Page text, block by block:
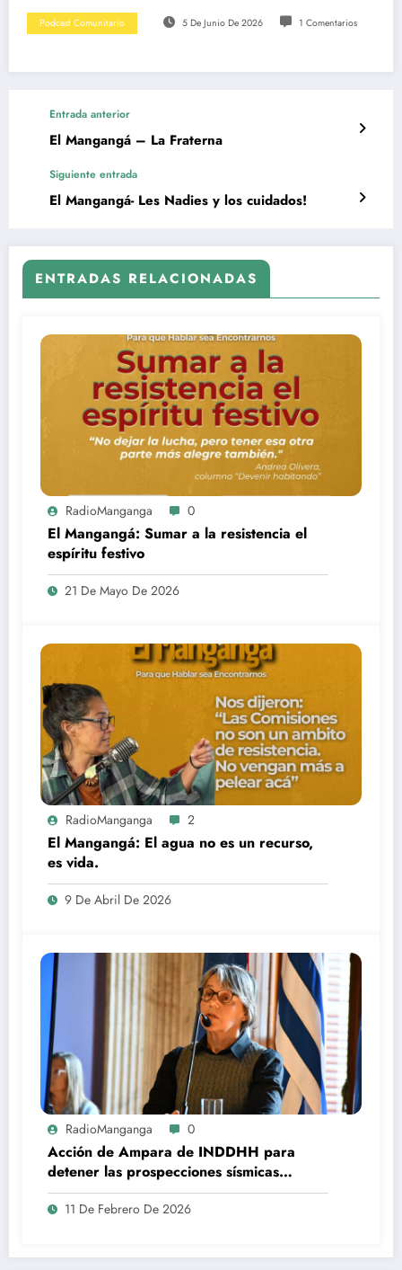
Podcast Comunitario 5 De Junio De 2026 1 Comentarios
Entrada anterior
El Mangangá – La Fraterna
Siguiente entrada
El Mangangá- Les Nadies y los cuidados!
ENTRADAS RELACIONADAS
RadioManganga 0
El Mangangá: Sumar a la resistencia el
espíritu festivo
21 De Mayo De 2026
RadioManganga 2
El Mangangá: El agua no es un recurso,
es vida.
9 De Abril De 2026
RadioManganga 0
Acción de Ampara de INDDHH para
detener las prospecciones sísmicas
petroleras en el mar uruguayo
11 De Febrero De 2026